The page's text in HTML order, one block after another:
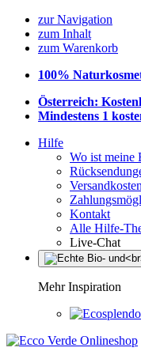
zur Navigation
zum Inhalt
zum Warenkorb
100%
Österreich:
Mindestens 1
Hilfe
Wo ist meine
Versandkosten
Kontakt
Alle Hilfe-
Live-Chat
Mehr Inspiration